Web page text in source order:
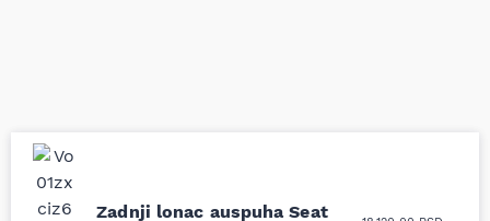
Zadnji lonac auspuha Seat
Uporedila sam sve
Odlična usluga i